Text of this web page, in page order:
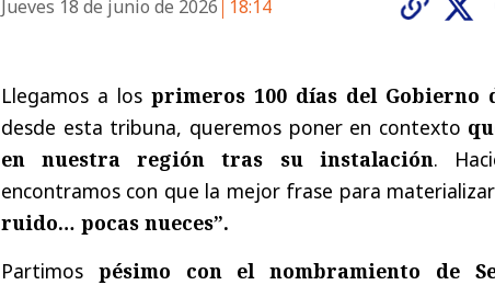
Jueves 18 de junio de 2026 18:14
Llegamos a los primeros 100 días del Gobierno
desde esta tribuna, queremos poner en contexto
en nuestra región tras su instalación.
encontramos con que la mejor frase para
ruido… pocas nueces”.
Partimos pésimo con el nombramiento de